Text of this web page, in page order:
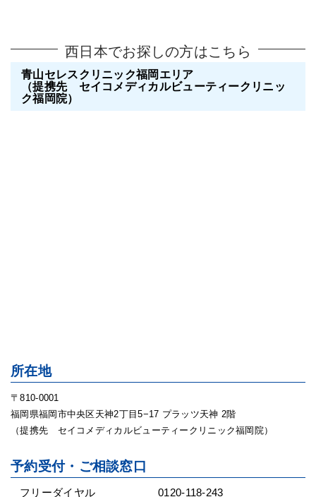
西日本でお探しの方はこちら
青山セレスクリニック福岡エリア
（提携先 セイコメディカルビューティークリニッ
ク福岡院）
所在地
〒810-0001
福岡県福岡市中央区天神2丁目5−17 プラッツ天神 2階
（提携先 セイコメディカルビューティークリニック福岡院）
予約受付・ご相談窓口
フリーダイヤル 0120-118-243